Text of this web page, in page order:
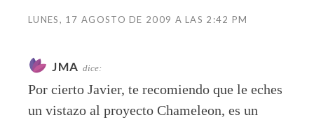
LUNES, 17 AGOSTO DE 2009 A LAS 2:42 PM
JMA dice:
Por cierto Javier, te recomiendo que le eches
un vistazo al proyecto Chameleon, es un